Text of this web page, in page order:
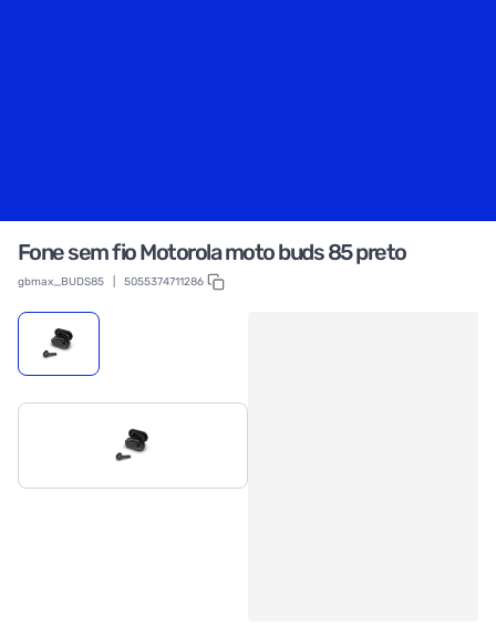
Fone sem fio Motorola moto buds 85 preto
gbmax_BUDS85 5055374711286